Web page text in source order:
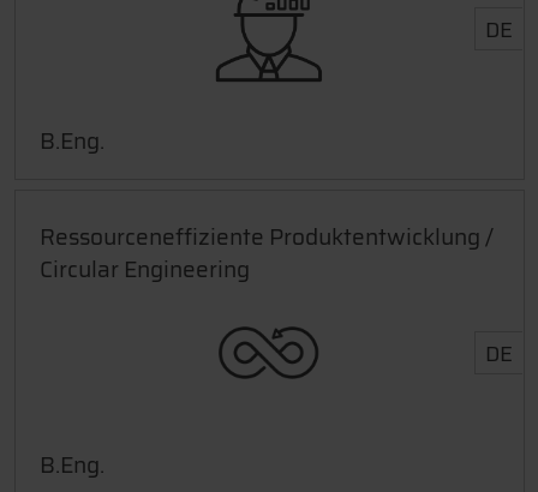
DE
B.Eng.
Ressourceneffiziente Produktentwicklung /
Circular Engineering
DE
B.Eng.